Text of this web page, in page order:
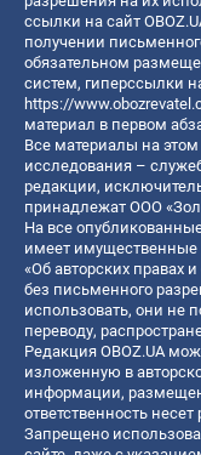
ссылки на сайт
получении
обязательном
систем, гиперссылки
https://
материал в первом
Все материалы на этом
исследования –
редакции,
принадлежат ООО
На все
имеет
«Об авторских правах
без письменного
использовать, они не
переводу,
Редакция OBOZ.UA
изложенную в
информации,
ответственность
Запрещено